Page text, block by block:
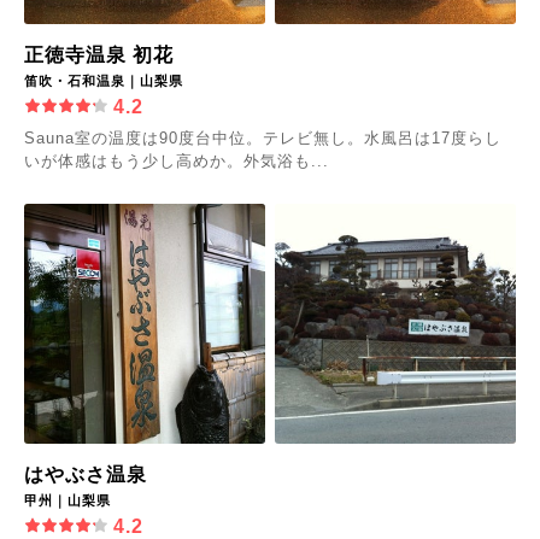
正徳寺温泉 初花
笛吹・石和温泉｜山梨県
4.2
Sauna室の温度は90度台中位。テレビ無し。水風呂は17度らし
いが体感はもう少し高めか。外気浴も...
はやぶさ温泉
甲州｜山梨県
4.2